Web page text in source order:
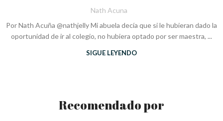
Nath Acuna
Por Nath Acuña @nathjelly Mi abuela decía que si le hubieran dado la
oportunidad de ir al colegio, no hubiera optado por ser maestra, ...
SIGUE LEYENDO
Recomendado por